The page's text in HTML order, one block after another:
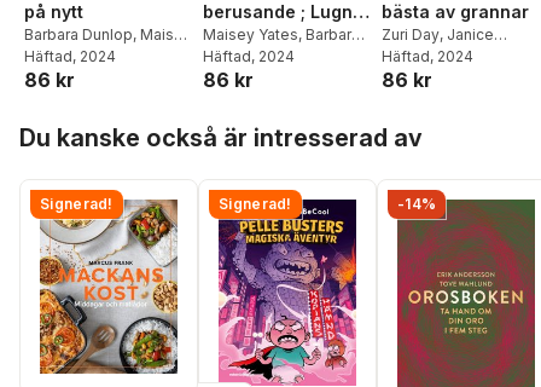
på nytt
Barbara Dunlop, Maisey
Yates
Häftad, 2024
86 kr
berusande ; Lugnet
före stormen
Maisey Yates, Barbara
Dunlop
Häftad, 2024
86 kr
bästa av grannar
Zuri Day, Janice
Maynard
Häftad, 2024
86 kr
Du kanske också är intresserad av
Signerad! Signerad! -14%